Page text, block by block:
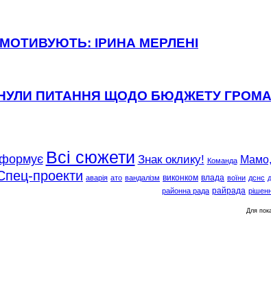
ІРИНА МЕРЛЕНІ
ПИТАННЯ ЩОДО БЮДЖЕТУ
Всі сюжети Знак оклику! Команда Мамо,
проекти аварія ато вандалізм виконком влада воїни дснс
районна рада райрада
Для